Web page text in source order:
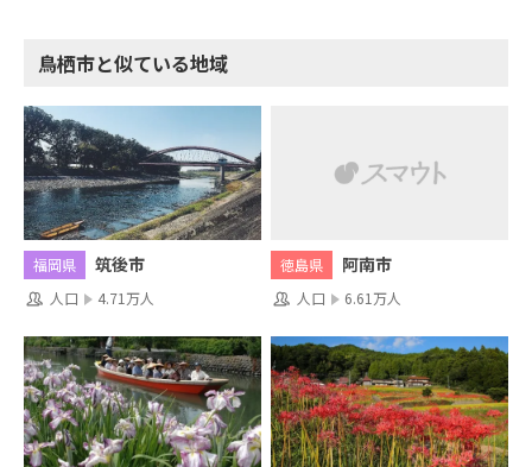
鳥栖市と似ている地域
福岡県 筑後市
人口 4.71万人
徳島県 阿南市
人口 6.61万人